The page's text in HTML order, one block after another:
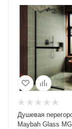
Душевая
Maybah Glass